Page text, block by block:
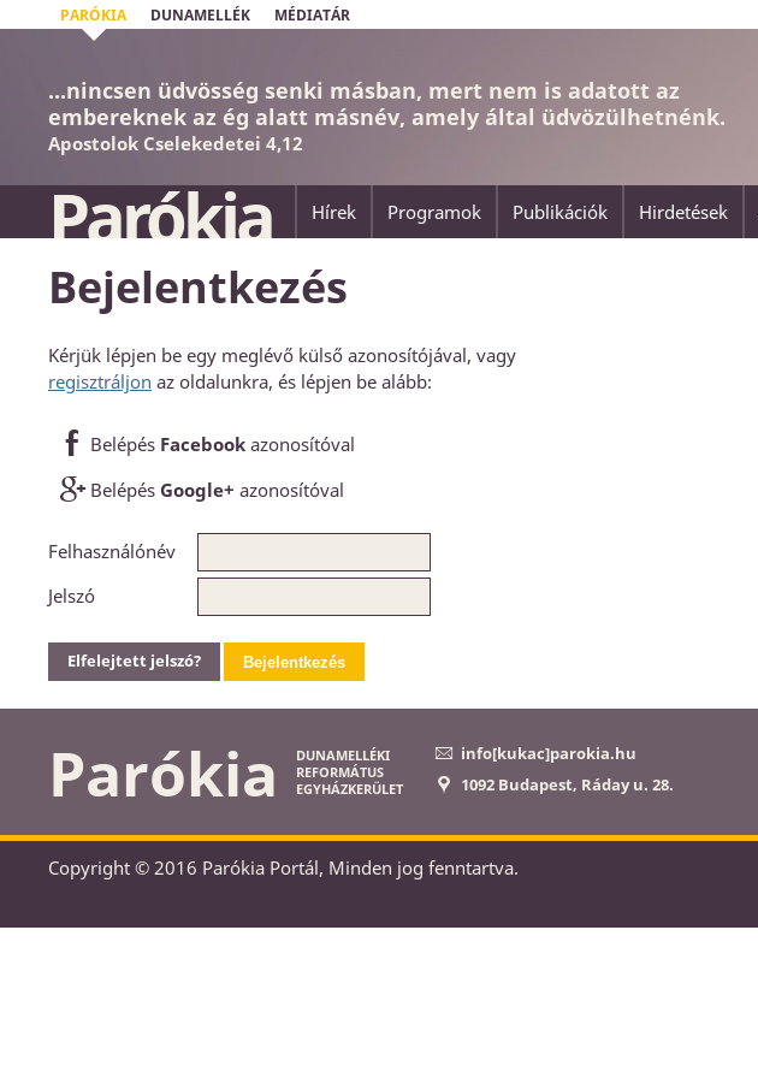
PARÓKIA DUNAMELLÉK MÉDIATÁR
...nincsen üdvösség senki másban, mert nem is adatott az
embereknek az ég alatt másnév, amely által üdvözülhetnénk.
Apostolok Cselekedetei 4,12
Parókia Hírek Programok Publikációk Hirdetések
Bejelentkezés
Kérjük lépjen be egy meglévő külső azonosítójával, vagy
regisztráljon az oldalunkra, és lépjen be alább:
Belépés Facebook azonosítóval
Belépés Google+ azonosítóval
Felhasználónév
Jelszó
Elfelejtett jelszó? Bejelentkezés
Parókia
DUNAMELLÉKI
REFORMÁTUS
EGYHÁZKERÜLET
info[kukac]parokia.hu
1092 Budapest, Ráday u. 28.
Copyright © 2016 Parókia Portál, Minden jog fenntartva.